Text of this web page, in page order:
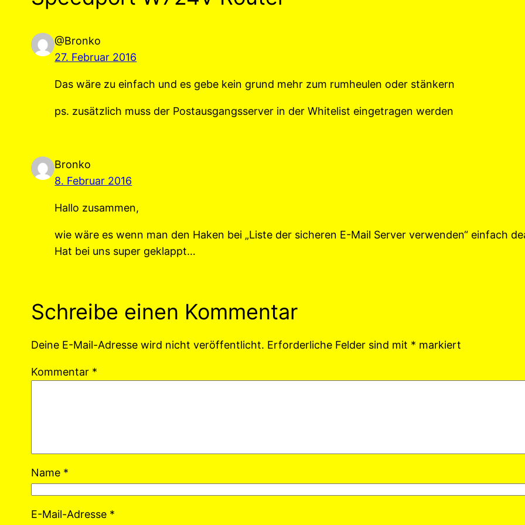
@Bronko
27. Februar 2016
Das wäre zu einfach und es gebe kein grund mehr zum rumheulen oder stänkern
ps. zusätzlich muss der Postausgangsserver in der Whitelist eingetragen werden
Bronko
8. Februar 2016
Hallo zusammen,
wie wäre es wenn man den Haken bei „Liste der sicheren E-Mail Server verwenden“ einfach
Hat bei uns super geklappt…
Schreibe einen Kommentar
Deine E-Mail-Adresse wird nicht veröffentlicht. Erforderliche Felder sind mit * markiert
Kommentar *
Name *
E-Mail-Adresse *